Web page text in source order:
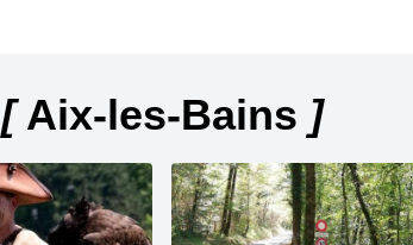
[Aix-les-Bains ]